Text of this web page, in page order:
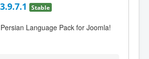
Stable
Language Pack for Joomla!